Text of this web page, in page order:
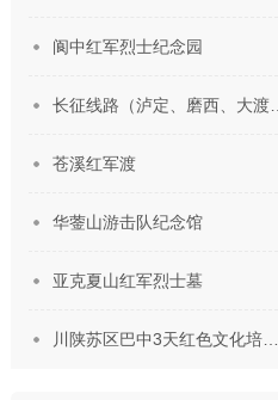
阆中红军烈士纪念园
长征线路（泸定、磨西、大渡…
苍溪红军渡
华蓥山游击队纪念馆
亚克夏山红军烈士墓
川陕苏区巴中3天红色文化培…